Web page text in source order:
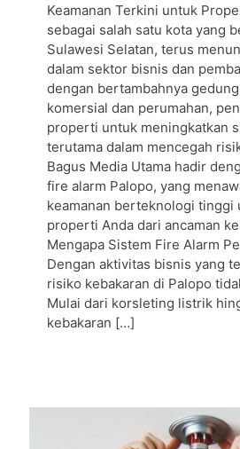
Keamanan Terkini untuk
sebagai salah satu kota yang
Sulawesi Selatan, terus
dalam sektor bisnis dan
dengan bertambahnya
komersial dan perumahan,
properti untuk meningkatkan
terutama dalam mencegah
Bagus Media Utama hadir
fire alarm Palopo, yang
keamanan berteknologi tinggi
properti Anda dari ancaman
Mengapa Sistem Fire Alarm
Dengan aktivitas bisnis yang
risiko kebakaran di Palopo
Mulai dari korsleting listrik
kebakaran […]